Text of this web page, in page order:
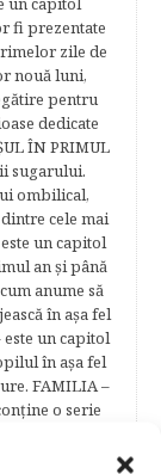
fi prezentate
zile de
nouă luni,
pentru
dedicate
ÎN PRIMUL
sugarului.
ombilical,
cele mai
un capitol
an şi până
anume să
în aşa fel
este un capitol
în aşa fel
FAMILIA –
o serie
ÎNVAŢĂ